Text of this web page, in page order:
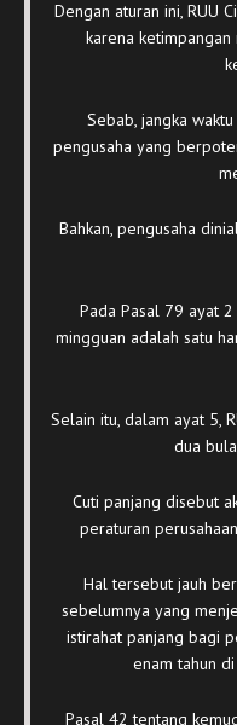
Dengan aturan ini, RUU
karena
Sebab, jangka
pengusaha yang
Bahkan, pengusaha
Pada Pasal 79 ayat
mingguan adalah satu
Selain itu, dalam ayat 5,
dua
Cuti panjang disebut
peraturan
Hal tersebut jauh
sebelumnya yang
istirahat panjang bagi
enam tahun
Pasal 42 tentang